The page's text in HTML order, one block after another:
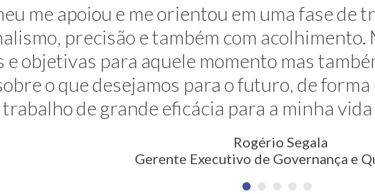
me apoiou e me orientou em uma fase de
precisão e também com acolhimento.
e objetivas para aquele momento mas
o que desejamos para o futuro, de
trabalho de grande eficácia para a minha
Rogério Segala
Gerente Executivo de Governança e
Através de sua grande
de carreira. E ela faz isso de uma
uma profissão nunca pensada antes.
Erica Rodrigues
Consultora em Qualidade, Meio Ambiente, Saúde e